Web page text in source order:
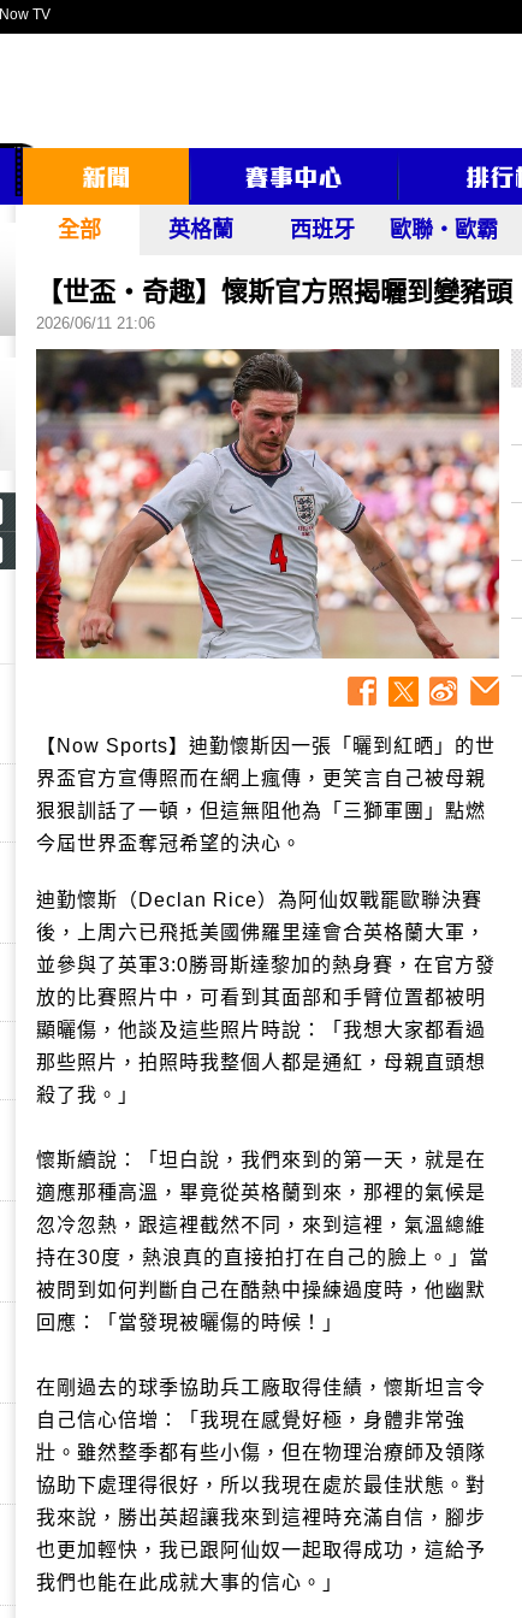
Now TV
全部 英格蘭 西班牙 歐聯‧歐霸
【世盃‧奇趣】懷斯官方照揭曬到變豬頭
2026/06/11 21:06
【Now Sports】迪勤懷斯因一張「曬到紅晒」的世
界盃官方宣傳照而在網上瘋傳，更笑言自己被母親
狠狠訓話了一頓，但這無阻他為「三獅軍團」點燃
今屆世界盃奪冠希望的決心。
迪勤懷斯（Declan Rice）為阿仙奴戰罷歐聯決賽
後，上周六已飛抵美國佛羅里達會合英格蘭大軍，
並參與了英軍3:0勝哥斯達黎加的熱身賽，在官方發
放的比賽照片中，可看到其面部和手臂位置都被明
顯曬傷，他談及這些照片時說：「我想大家都看過
那些照片，拍照時我整個人都是通紅，母親直頭想
殺了我。」
懷斯續說：「坦白說，我們來到的第一天，就是在
適應那種高溫，畢竟從英格蘭到來，那裡的氣候是
忽冷忽熱，跟這裡截然不同，來到這裡，氣溫總維
持在30度，熱浪真的直接拍打在自己的臉上。」當
被問到如何判斷自己在酷熱中操練過度時，他幽默
回應：「當發現被曬傷的時候！」
在剛過去的球季協助兵工廠取得佳績，懷斯坦言令
自己信心倍增：「我現在感覺好極，身體非常強
壯。雖然整季都有些小傷，但在物理治療師及領隊
協助下處理得很好，所以我現在處於最佳狀態。對
我來說，勝出英超讓我來到這裡時充滿自信，腳步
也更加輕快，我已跟阿仙奴一起取得成功，這給予
我們也能在此成就大事的信心。」